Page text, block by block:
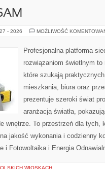
- 2026 MOŻLIWOŚĆ
Profesjonalna platforma
rozwiązaniom świetlnym
które szukają
mieszkania, biura oraz
prezentuje szeroki świat
aranżacją światła,
wnętrze. To przestrzeń dla tych,
jakość wykonania i codzienny
i Fotowoltaika i Energia
WIOSKACH